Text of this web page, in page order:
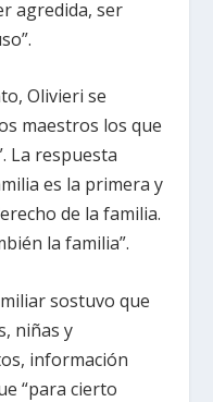
agredida, ser
Olivieri se
maestros los que
La respuesta
es la primera y
de la familia.
la familia”.
sostuvo que
niñas y
información
“para cierto